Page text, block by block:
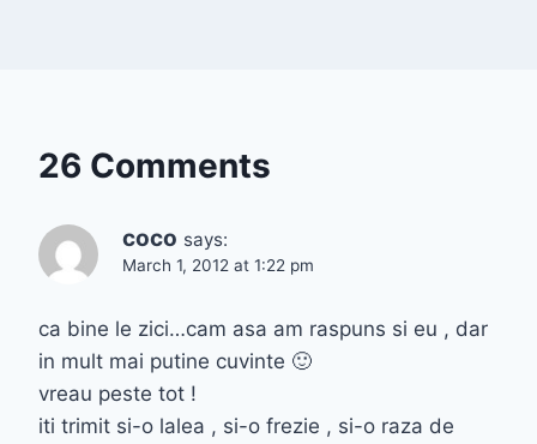
26 Comments
coco says:
March 1, 2012 at 1:22 pm
ca bine le zici…cam asa am raspuns si eu , dar
in mult mai putine cuvinte 🙂
vreau peste tot !
iti trimit si-o lalea , si-o frezie , si-o raza de